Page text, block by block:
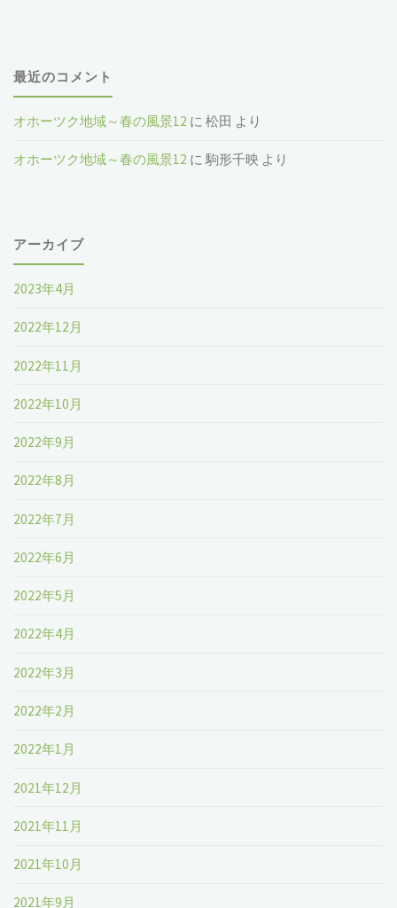
最近のコメント
オホーツク地域～春の風景12 に松田 より
オホーツク地域～春の風景12 に駒形千映 より
アーカイブ
2023年4月
2022年12月
2022年11月
2022年10月
2022年9月
2022年8月
2022年7月
2022年6月
2022年5月
2022年4月
2022年3月
2022年2月
2022年1月
2021年12月
2021年11月
2021年10月
2021年9月